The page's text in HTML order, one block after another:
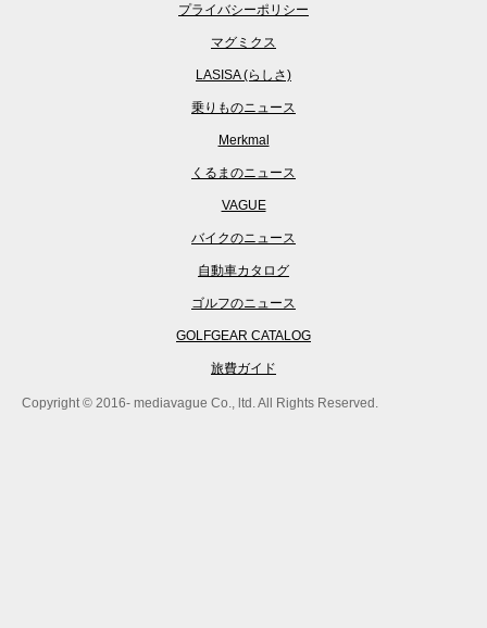
プライバシーポリシー
マグミクス
LASISA (らしさ)
乗りものニュース
Merkmal
くるまのニュース
VAGUE
バイクのニュース
自動車カタログ
ゴルフのニュース
GOLFGEAR CATALOG
旅費ガイド
Copyright © 2016- mediavague Co., ltd. All Rights Reserved.